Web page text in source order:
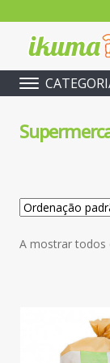
A mostrar todos